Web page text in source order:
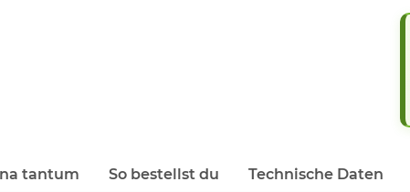
tantum So bestellst du Technische Daten